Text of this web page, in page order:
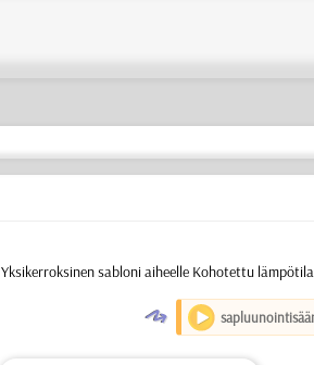
Yksikerroksinen sabloni aiheelle Kohotettu
O